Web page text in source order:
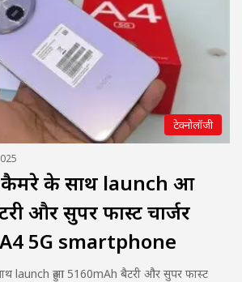
टेक्नोलॉजी
कैमरे के साथ launch हुआ
और सुपर फास्ट चार्जर
5G smartphone
launch हुआ 5160mAh बैटरी और सुपर फास्ट